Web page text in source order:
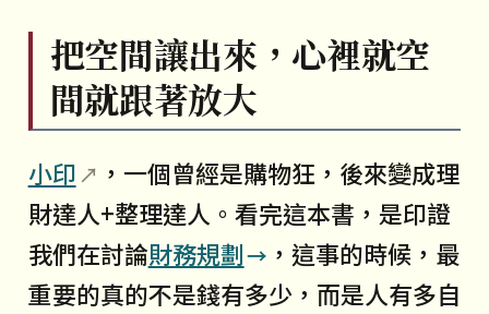
把空間讓出來，心裡就空
間就跟著放大
小印
，一個曾經是購物狂，後來變成理
財達人+整理達人。看完這本書，是印證
我們在討論財務規劃
，這事的時候，最
重要的真的不是錢有多少，而是人有多自